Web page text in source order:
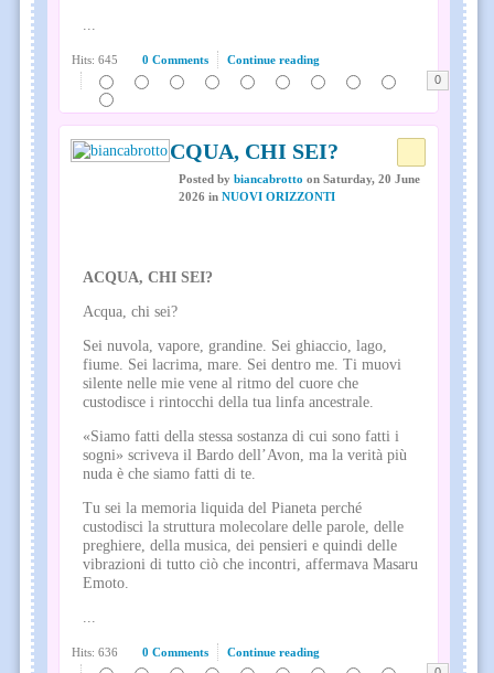
0 Comments Continue reading
Hits: 645
0
ACQUA, CHI SEI?
Posted by biancabrotto on Saturday, 20 June
2026 in NUOVI ORIZZONTI
ACQUA, CHI SEI?
Acqua, chi sei?
Sei nuvola, vapore, grandine. Sei ghiaccio, lago,
fiume. Sei lacrima, mare. Sei dentro me. Ti muovi
silente nelle mie vene al ritmo del cuore che
custodisce i rintocchi della tua linfa ancestrale.
«Siamo fatti della stessa sostanza di cui sono fatti i
sogni» scriveva il Bardo dell’Avon, ma la verità più
nuda è che siamo fatti di te.
Tu sei la memoria liquida del Pianeta perché
custodisci la struttura molecolare delle parole, delle
preghiere, della musica, dei pensieri e quindi delle
vibrazioni di tutto ciò che incontri, affermava Masaru
Emoto.
0 Comments Continue reading
Hits: 636